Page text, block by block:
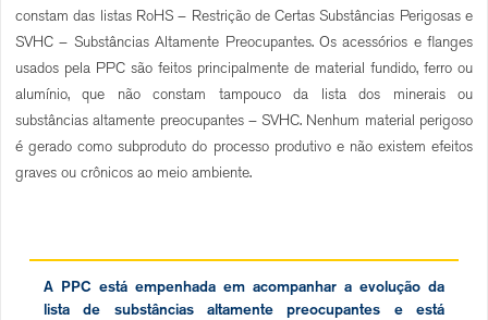
constam das listas RoHS – Restrição de Certas Substâncias Perigosas e
SVHC – Substâncias Altamente Preocupantes. Os acessórios e flanges
usados pela PPC são feitos principalmente de material fundido, ferro ou
alumínio, que não constam tampouco da lista dos minerais ou
substâncias altamente preocupantes – SVHC. Nenhum material perigoso
é gerado como subproduto do processo produtivo e não existem efeitos
graves ou crônicos ao meio ambiente.
A PPC está empenhada em acompanhar a evolução da
lista de substâncias altamente preocupantes e está